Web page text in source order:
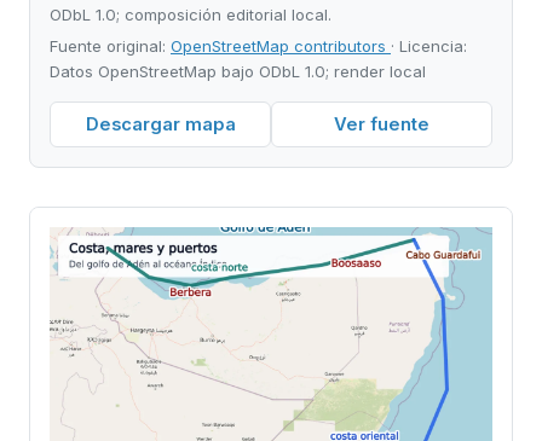
ODbL 1.0; composición editorial local.
Fuente original: OpenStreetMap contributors · Licencia:
Datos OpenStreetMap bajo ODbL 1.0; render local
Descargar mapa Ver fuente